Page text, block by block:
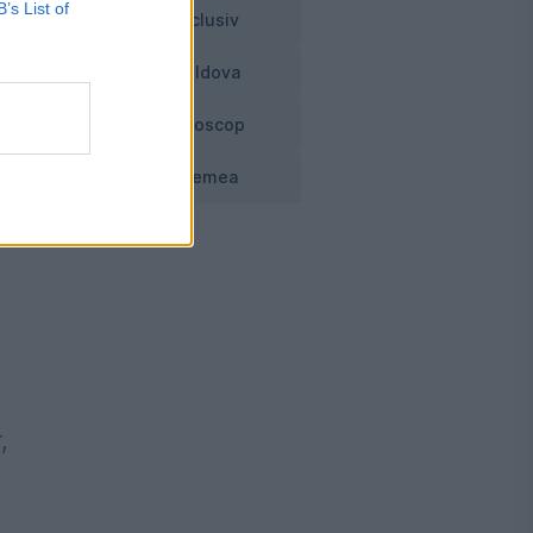
List of
Exclusiv
Moldova
Horoscop
Vremea